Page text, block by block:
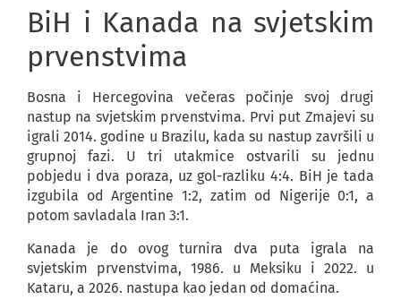
BiH i Kanada na svjetskim
prvenstvima
Bosna i Hercegovina večeras počinje svoj drugi
nastup na svjetskim prvenstvima. Prvi put Zmajevi su
igrali 2014. godine u Brazilu, kada su nastup završili u
grupnoj fazi. U tri utakmice ostvarili su jednu
pobjedu i dva poraza, uz gol-razliku 4:4. BiH je tada
izgubila od Argentine 1:2, zatim od Nigerije 0:1, a
potom savladala Iran 3:1.
Kanada je do ovog turnira dva puta igrala na
svjetskim prvenstvima, 1986. u Meksiku i 2022. u
Kataru, a 2026. nastupa kao jedan od domaćina.